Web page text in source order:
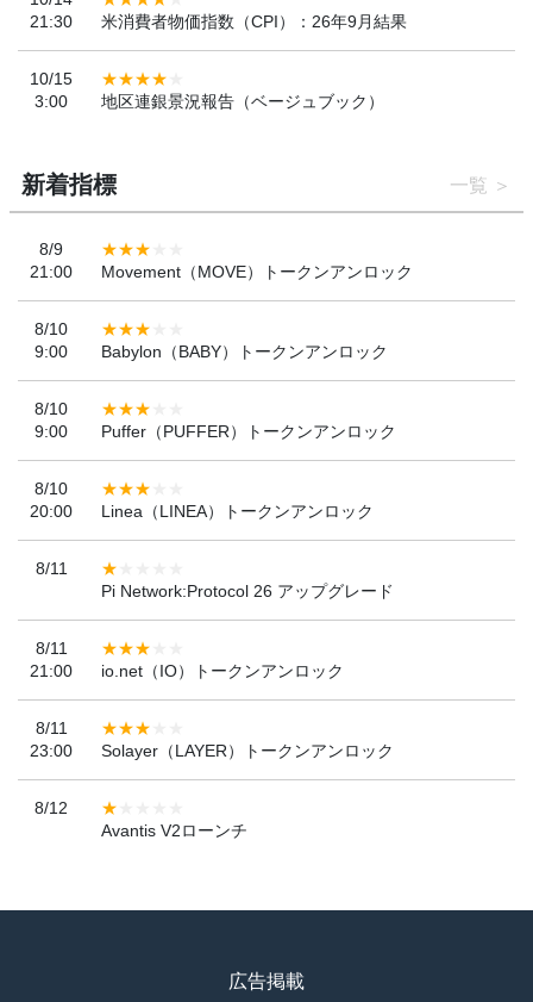
21:30
米消費者物価指数（CPI）：26年9月結果
10/15
3:00
地区連銀景況報告（ベージュブック）
新着指標 一覧
8/9
21:00
Movement（MOVE）トークンアンロック
8/10
9:00
Babylon（BABY）トークンアンロック
8/10
9:00
Puffer（PUFFER）トークンアンロック
8/10
20:00
Linea（LINEA）トークンアンロック
8/11
Pi Network:Protocol 26 アップグレード
8/11
21:00
io.net（IO）トークンアンロック
8/11
23:00
Solayer（LAYER）トークンアンロック
8/12
Avantis V2ローンチ
広告掲載